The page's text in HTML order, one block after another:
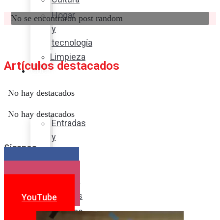
Hogar
y
tecnología
Limpieza
Cocina
sabor
Entradas
y
Postres
Bebidas
No se encontraron post random
Artículos destacados
No hay destacados
No hay destacados
Síganos
YouTube